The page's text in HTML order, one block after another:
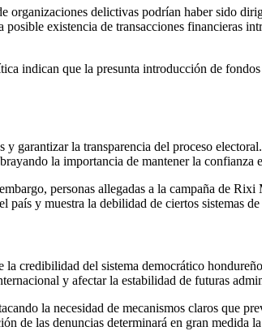
delictivas podrían haber sido
existencia de transacciones financieras
indican que la presunta introducción de
garantizar la transparencia del proceso
la importancia de mantener la confianza
personas allegadas a la campaña de
país y muestra la debilidad de ciertos sistemas
credibilidad del sistema democrático
y afectar la estabilidad de futuras
la necesidad de mecanismos claros que
de las denuncias determinará en gran medida